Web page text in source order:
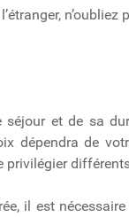
et de sa
dépendra de
privilégier
il est